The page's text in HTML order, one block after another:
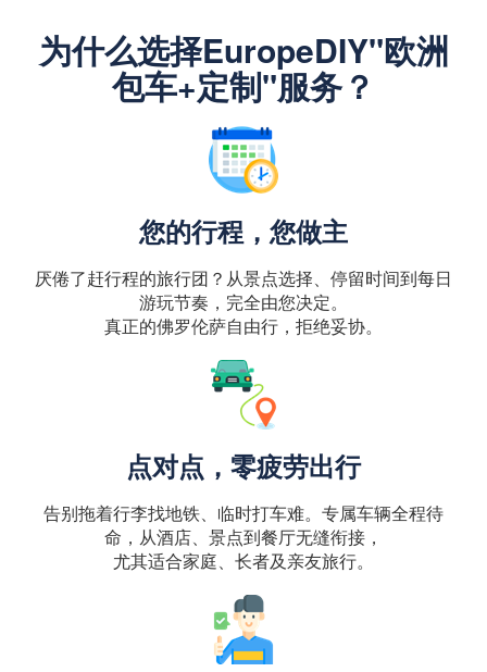
为什么选择EuropeDIY"欧洲
包车+定制"服务？
您的行程，您做主
厌倦了赶行程的旅行团？从景点选择、停留时间到每日
游玩节奏，完全由您决定。
真正的佛罗伦萨自由行，拒绝妥协。
点对点，零疲劳出行
告别拖着行李找地铁、临时打车难。专属车辆全程待
命，从酒店、景点到餐厅无缝衔接，
尤其适合家庭、长者及亲友旅行。